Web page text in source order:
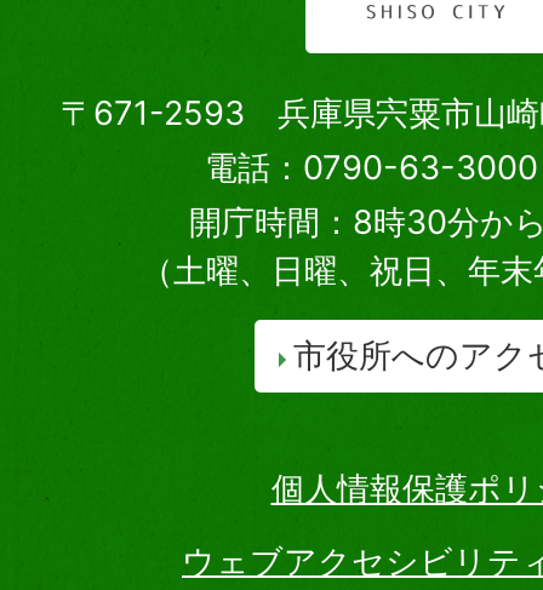
〒671-2593 兵庫県宍粟市山崎
電話：0790-63-3000
開庁時間：8時30分か
（土曜、日曜、祝日、年
市役所へのアク
個人情報保護ポ
ウェブアクセシビリテ